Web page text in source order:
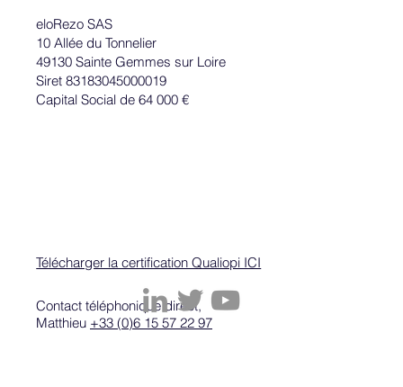
Votre équipe commerciale ne trouve pas
d'intérêt à LinkedIn ? Voici comment les
convaincre !
Contact téléphonique direct,
Matthieu +33 (0)6 15 57 22 97
eloRezo SAS
10 Allée du Tonnelier
49130 Sainte Gemmes sur Loire
Siret 83183045000019
Capital Social de 64 000 €
Télécharger la certification Qualiopi ICI